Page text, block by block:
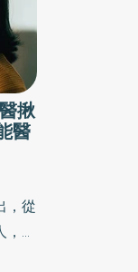
揪
醫
，從
身